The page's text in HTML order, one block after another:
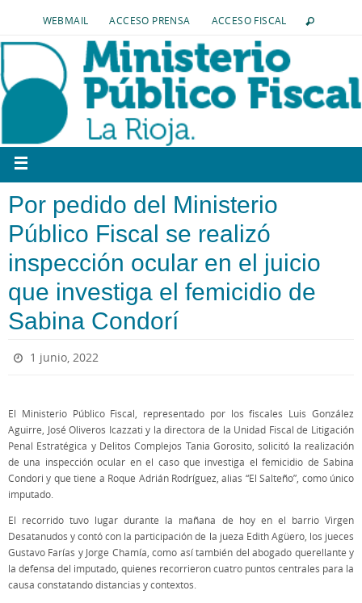
WEBMAIL ACCESO PRENSA ACCESO FISCAL
Por pedido del Ministerio
Público Fiscal se realizó
inspección ocular en el juicio
que investiga el femicidio de
Sabina Condorí
1 junio, 2022
El Ministerio Público Fiscal, representado por los fiscales Luis González
Aguirre, José Oliveros Icazzati y la directora de la Unidad Fiscal de Litigación
Penal Estratégica y Delitos Complejos Tania Gorosito, solicitó la realización
de una inspección ocular en el caso que investiga el femicidio de Sabina
Condori y que tiene a Roque Adrián Rodríguez, alias “El Salteño”, como único
imputado.
El recorrido tuvo lugar durante la mañana de hoy en el barrio Virgen
Desatanudos y contó con la participación de la jueza Edith Agüero, los jueces
Gustavo Farías y Jorge Chamía, como así también del abogado querellante y
la defensa del imputado, quienes recorrieron cuatro puntos centrales para la
causa constatando distancias y contextos.